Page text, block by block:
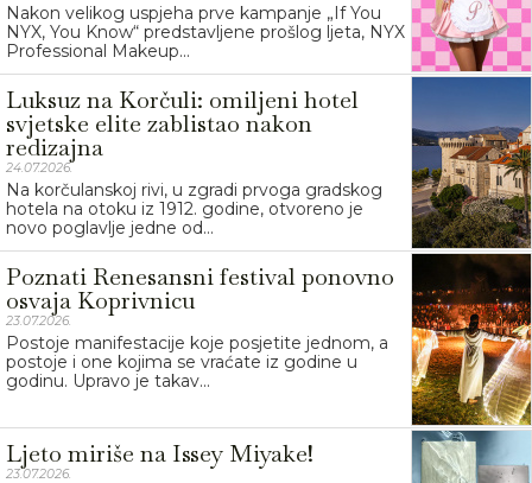
Nakon velikog uspjeha prve kampanje „If You
NYX, You Know“ predstavljene prošlog ljeta, NYX
Professional Makeup...
Luksuz na Korčuli: omiljeni hotel
svjetske elite zablistao nakon
redizajna
24.07.2026.
Na korčulanskoj rivi, u zgradi prvoga gradskog
hotela na otoku iz 1912. godine, otvoreno je
novo poglavlje jedne od...
Poznati Renesansni festival ponovno
osvaja Koprivnicu
23.07.2026.
Postoje manifestacije koje posjetite jednom, a
postoje i one kojima se vraćate iz godine u
godinu. Upravo je takav...
Ljeto miriše na Issey Miyake!
23.07.2026.